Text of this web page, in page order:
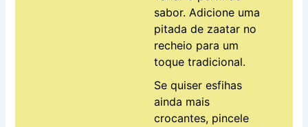
sabor. Adicione uma
pitada de zaatar no
recheio para um
toque tradicional.
Se quiser esfihas
ainda mais
crocantes, pincele